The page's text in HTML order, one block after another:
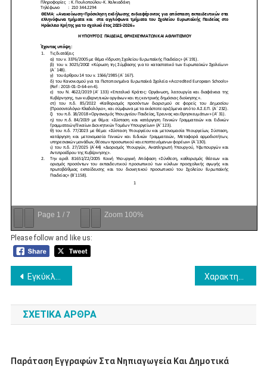
Page 1 / 7 Zoom 100%
Please follow and like us:
Πλοήγηση
άρθρων
Εγκύκλιοι αποσπάσεων εκπαιδευτικών Αθμιας και Βθμιας Εκπαίδευσης 2025-2026 Χαρακτηρισμός οργανικά υπεράριθμων εκπαιδευτικών κλάδου ΠΕ70 – Δασκάλων σε σχολικές μονάδες της Διεύθυνσης Πρωτοβάθμιας Εκπαίδευσης Κοζάνης
ΣΧΕΤΙΚΆ ΆΡΘΡΑ
Παράταση Εγγραφών Στα Νηπιαγωγεία Και Δημοτικά